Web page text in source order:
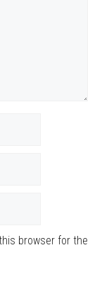
browser for the